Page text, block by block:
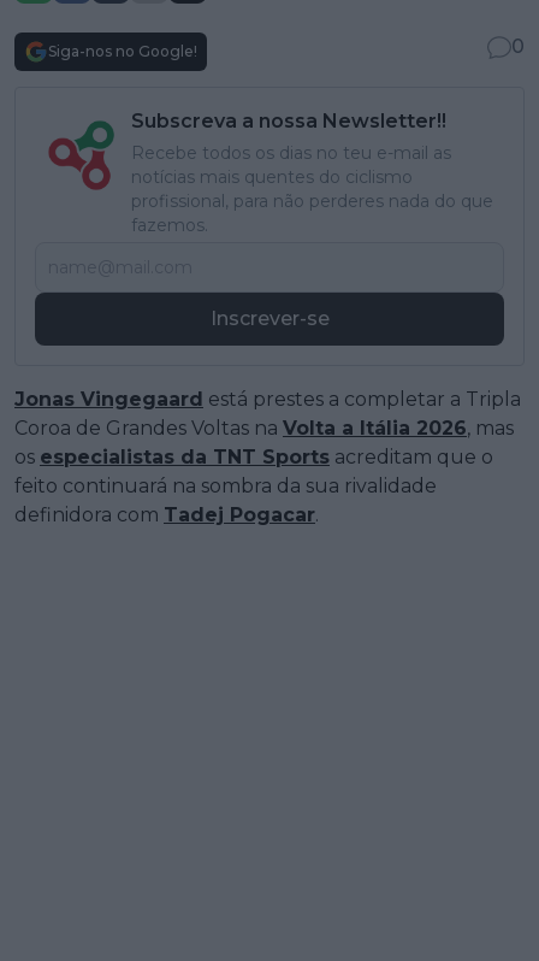
Siga-nos no Google! 0
Subscreva a nossa Newsletter!!
Recebe todos os dias no teu e-mail as
notícias mais quentes do ciclismo
profissional, para não perderes nada do que
fazemos.
Inscrever-se
Jonas Vingegaard está prestes a completar a Tripla
Coroa de Grandes Voltas na Volta a Itália 2026, mas
os especialistas da TNT Sports acreditam que o
feito continuará na sombra da sua rivalidade
definidora com Tadej Pogacar.